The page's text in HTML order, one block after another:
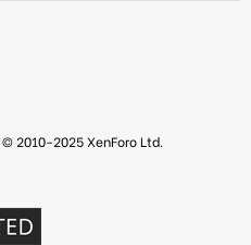
© 2010-2025 XenForo Ltd.